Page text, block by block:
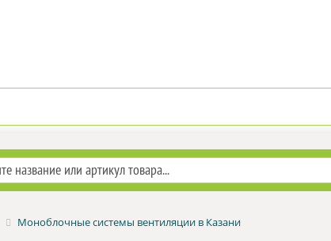
Моноблочные системы вентиляции в Казани